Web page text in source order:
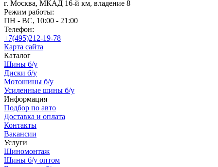
г. Москва, МКАД 16-й км, владение 8
Режим работы:
ПН - ВС, 10:00 - 21:00
Телефон:
+7(495)212-19-78
Карта сайта
Каталог
Шины б/у
Диски б/у
Мотошины б/у
Усиленные шины б/у
Информация
Подбор по авто
Доставка и оплата
Контакты
Вакансии
Услуги
Шиномонтаж
Шины б/у оптом